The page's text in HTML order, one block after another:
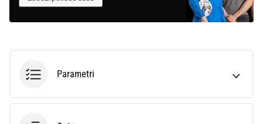
Parametri